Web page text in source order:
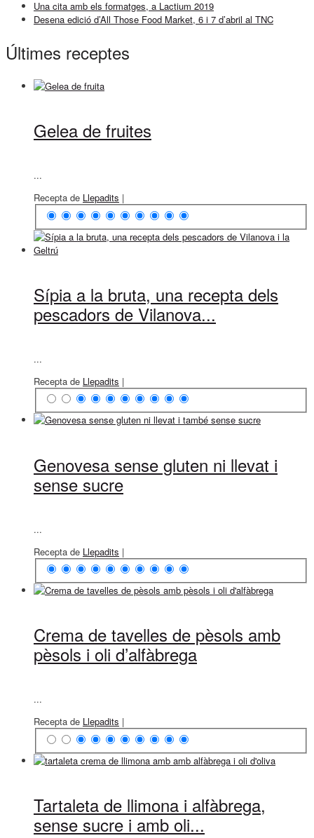
Una cita amb els formatges, a Lactium 2019
Desena edició d’All Those Food Market, 6 i 7 d’abril al TNC
Últimes receptes
Gelea de fruites
...
Recepta de Llepadits |
Sípia a la bruta, una recepta dels
pescadors de Vilanova...
...
Recepta de Llepadits |
Genovesa sense gluten ni llevat i
sense sucre
...
Recepta de Llepadits |
Crema de tavelles de pèsols amb
pèsols i oli d’alfàbrega
...
Recepta de Llepadits |
Tartaleta de llimona i alfàbrega,
sense sucre i amb oli...